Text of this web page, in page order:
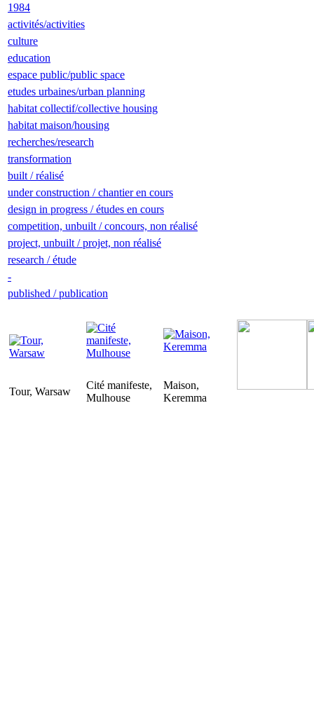
1984
activités/activities
culture
education
espace public/public space
etudes urbaines/urban planning
habitat collectif/collective housing
habitat maison/housing
recherches/research
transformation
built / réalisé
under construction / chantier en cours
design in progress / études en cours
competition, unbuilt / concours, non réalisé
project, unbuilt / projet, non réalisé
research / étude
-
published / publication
Tour, Warsaw
Cité manifeste,
Mulhouse
Maison,
Keremma